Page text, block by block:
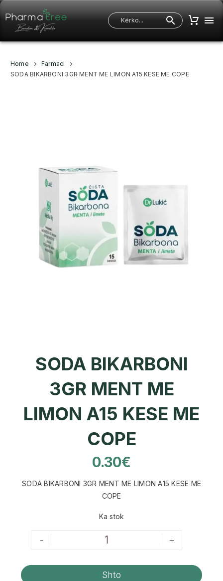
Home
Farmaci
SODA BIKARBONI 3GR MENT ME LIMON A15 KESE ME COPE
SODA BIKARBONI
3GR MENT ME
LIMON A15 KESE ME
COPE
0.30€
SODA BIKARBONI 3GR MENT ME LIMON A15 KESE ME
COPE
Ka stok
- +
Shto